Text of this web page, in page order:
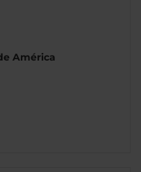
América